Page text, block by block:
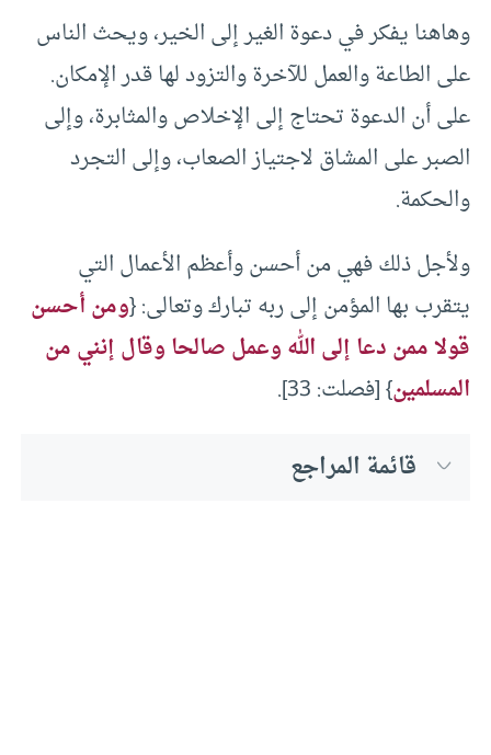
وهاهنا يفكر في دعوة الغير إلى الخير، ويحث الناس
على الطاعة والعمل للآخرة والتزود لها قدر الإمكان.
على أن الدعوة تحتاج إلى الإخلاص والمثابرة، وإلى
الصبر على المشاق لاجتياز الصعاب، وإلى التجرد
والحكمة.
ولأجل ذلك فهي من أحسن وأعظم الأعمال التي
يتقرب بها المؤمن إلى ربه تبارك وتعالى: {ومن أحسن
قولا ممن دعا إلى الله وعمل صالحا وقال إنني من
المسلمين} [فصلت: 33].
قائمة المراجع